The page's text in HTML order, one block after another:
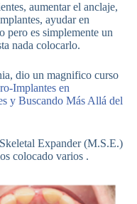
aumentar el anclaje,
ayudar en
pero es simplemente un
nada colocarlo.
dio un magnifico curso
Implantes en
y Buscando Más Allá del
Expander (M.S.E.)
colocado varios .